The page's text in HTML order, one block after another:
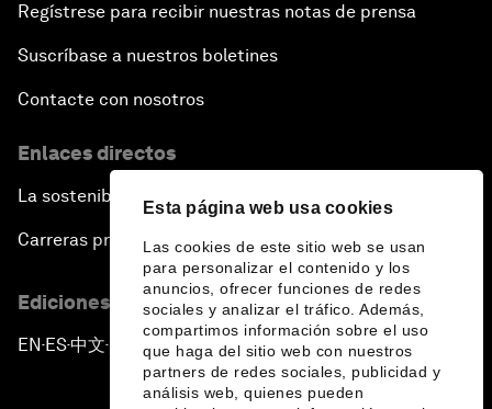
Esta página web usa cookies
Las cookies de este sitio web se usan
para personalizar el contenido y los
anuncios, ofrecer funciones de redes
sociales y analizar el tráfico. Además,
compartimos información sobre el uso
que haga del sitio web con nuestros
partners de redes sociales, publicidad y
análisis web, quienes pueden
Regístrese para recibir nuestras notas de prensa
Suscríbase a nuestros boletines
Contacte con nosotros
Enlaces directos
La sostenibilidad en el Foro
Carreras profesionales
Ediciones en otros idiomas
EN ▪ES▪中文▪ 日本語